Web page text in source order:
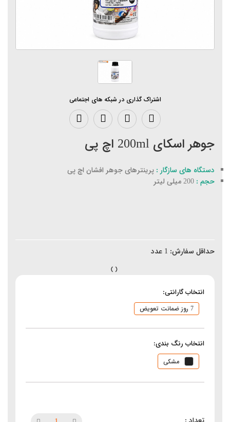
اشتراک گذاری در شبکه های اجتماعی
جوهر اسکای 200ml اچ پی
دستگاه های سازگار : پرینترهای جوهر افشان اچ پی
حجم :
حداقل سفارش: 1 عدد
انتخاب گارانتی:
7 روز ضمانت تعویض
انتخاب رنگ بندی:
مشکی